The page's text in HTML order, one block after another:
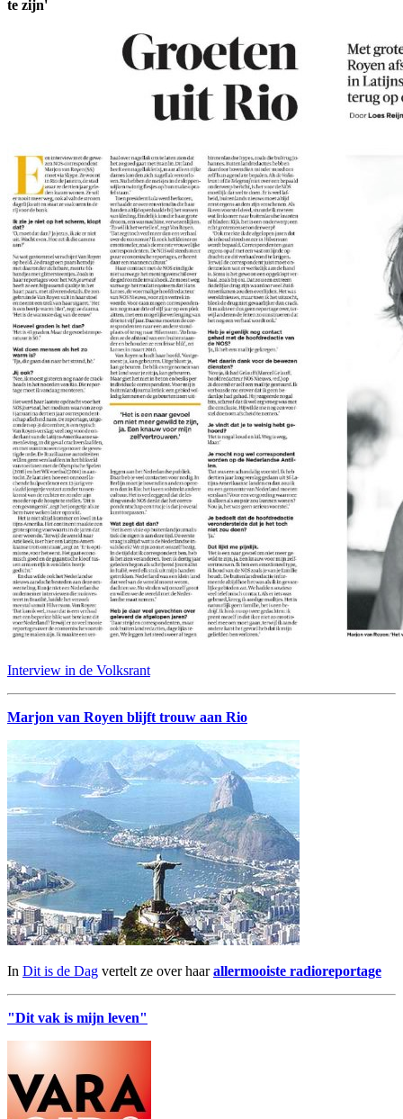
te zijn'
Interview in de Volksrant
Marjon van Royen blijft trouw aan Rio
In Dit is de Dag vertelt ze over haarallermooiste radioreportage
"Dit vak is mijn leven"